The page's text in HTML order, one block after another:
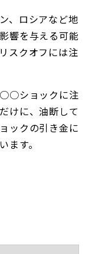
、ロシアなど地
響を与える可能
スクオフには注
○○ショックに注
けに、油断して
ックの引き金に
ます。